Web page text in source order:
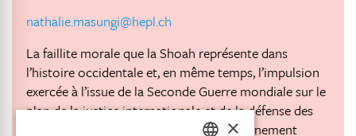
nathalie.masungi@hepl.ch
La faillite morale que la Shoah représente dans
l’histoire occidentale et, en même temps, l’impulsion
exercée à l’issue de la Seconde Guerre mondiale sur le
plan de la justice internationale et de la défense des
droits humains, en font un enjeu d’enseignement
×